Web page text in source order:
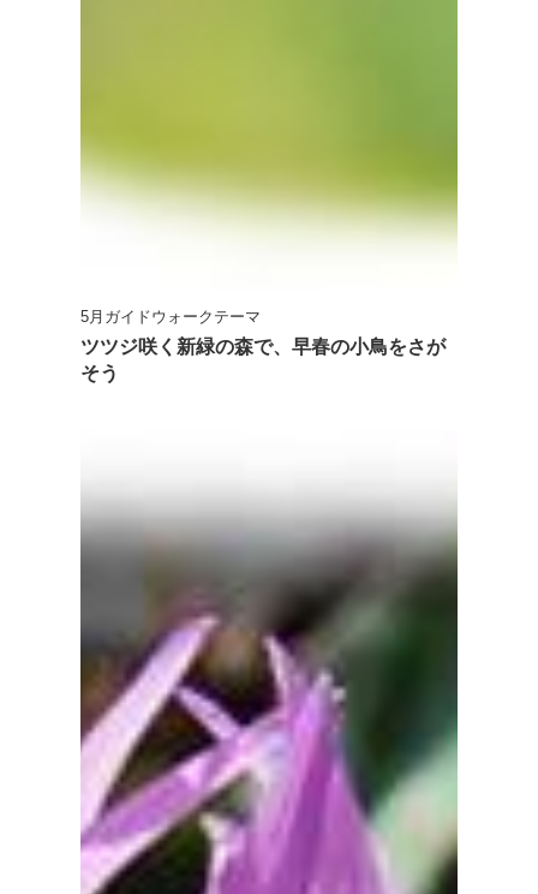
5月ガイドウォークテーマ
ツツジ咲く新緑の森で、早春の小鳥をさが
そう